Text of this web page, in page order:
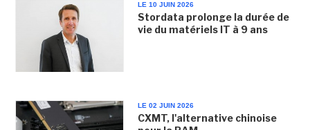
LE 10 JUIN 2026
Stordata prolonge la durée de
vie du matériels IT à 9 ans
LE 02 JUIN 2026
CXMT, l'alternative chinoise